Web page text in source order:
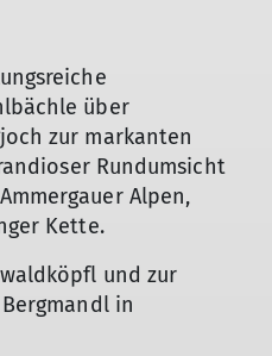
über
zur markanten
Rundumsicht
Alpen,
Kette.
und zur
in